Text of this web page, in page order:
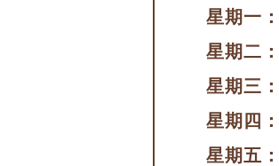
星期一：
星期二：
星期三：
星期四：
星期五：